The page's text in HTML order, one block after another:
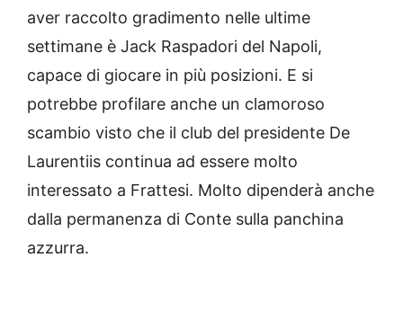
aver raccolto gradimento nelle ultime
settimane è Jack Raspadori del Napoli,
capace di giocare in più posizioni. E si
potrebbe profilare anche un clamoroso
scambio visto che il club del presidente De
Laurentiis continua ad essere molto
interessato a Frattesi. Molto dipenderà anche
dalla permanenza di Conte sulla panchina
azzurra.